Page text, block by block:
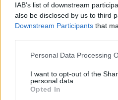
IAB’s list of downstream
also be disclosed by us to third
Downstream Participants that
Please note that this website/
not limited to your visit or usage
grant or deny consent to
use your data for below
Personal Data Processing
I want to opt-out of the
personal data.
Opted In
Meccs Center
Paris Saint-
Manchester
Felkészülési szezon 4. mérkőzés